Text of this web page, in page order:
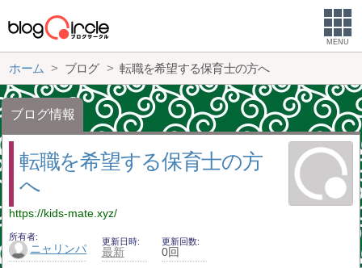
MENU
ホーム ブログ 転職を希望する保育士の方へ
ブログ情報
転職を希望する保育士の方
へ
https://kids-mate.xyz/
所有者
ニャリンパ
更新日時
最新
更新回数
0回